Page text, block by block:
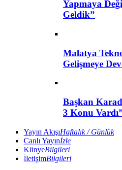
Yapmaya
Geldik”
Malatya
Gelişmeye
Başkan
3 Konu
Yayın AkışıHaftalık / Günlük
Canlı Yayınİzle
KünyeBilgileri
İletişimBilgileri